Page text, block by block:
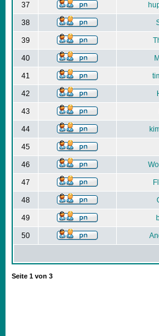
37
38
39
40
41
42
43
44
45
46
47
48
49
50
Seite 1 von 3